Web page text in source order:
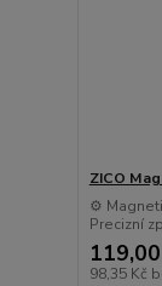
ZICO
⚙️
Precizní
98,35 Kč